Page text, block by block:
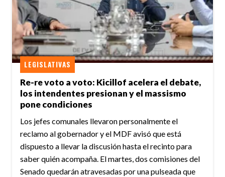
Re-re voto a voto: Kicillof acelera el debate,
los intendentes presionan y el massismo
pone condiciones
LEGISLATIVAS
Los jefes comunales llevaron personalmente el
reclamo al gobernador y el MDF avisó que está
dispuesto a llevar la discusión hasta el recinto para
saber quién acompaña. El martes, dos comisiones del
Senado quedarán atravesadas por una pulseada que